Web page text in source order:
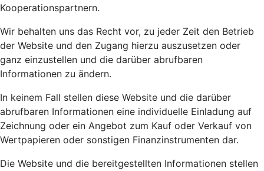
Kooperationspartnern.
Wir behalten uns das Recht vor, zu jeder Zeit den Betrieb
der Website und den Zugang hierzu auszusetzen oder
ganz einzustellen und die darüber abrufbaren
Informationen zu ändern.
In keinem Fall stellen diese Website und die darüber
abrufbaren Informationen eine individuelle Einladung auf
Zeichnung oder ein Angebot zum Kauf oder Verkauf von
Wertpapieren oder sonstigen Finanzinstrumenten dar.
Die Website und die bereitgestellten Informationen stellen